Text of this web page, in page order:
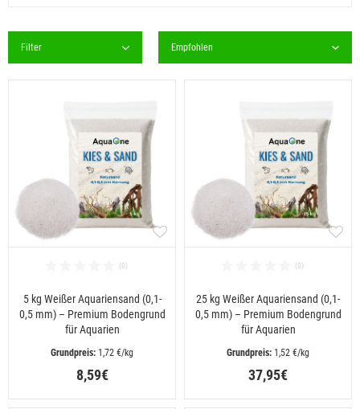
Filter
5 kg Weißer Aquariensand (0,1-
0,5 mm) – Premium Bodengrund
für Aquarien
1,72 €/kg
8,59€
25 kg Weißer Aquariensand (0,1-
0,5 mm) – Premium Bodengrund
für Aquarien
1,52 €/kg
37,95€